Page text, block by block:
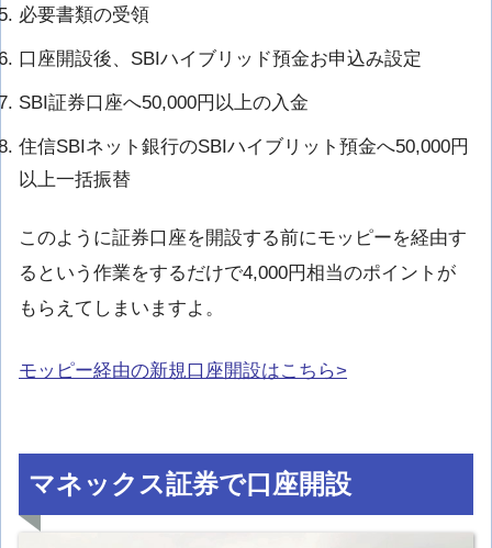
必要書類の受領
口座開設後、SBIハイブリッド預金お申込み設定
SBI証券口座へ50,000円以上の入金
住信SBIネット銀行のSBIハイブリット預金へ50,000円
以上一括振替
このように証券口座を開設する前にモッピーを経由す
るという作業をするだけで4,000円相当のポイントが
もらえてしまいますよ。
モッピー経由の新規口座開設はこちら>
マネックス証券で口座開設